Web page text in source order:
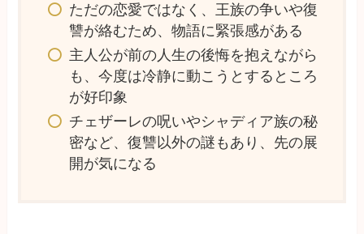
ただの恋愛ではなく、王族の争いや復
讐が絡むため、物語に緊張感がある
主人公が前の人生の後悔を抱えながら
も、今度は冷静に動こうとするところ
が好印象
チェザーレの呪いやシャディア族の秘
密など、復讐以外の謎もあり、先の展
開が気になる